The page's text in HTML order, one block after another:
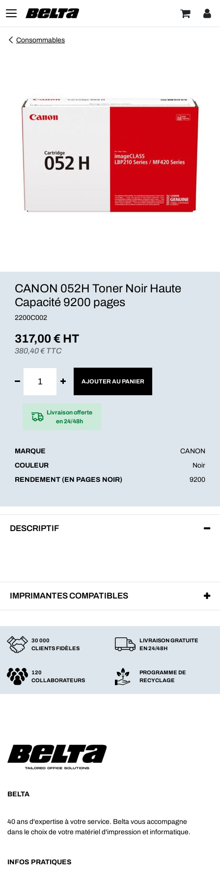
Consommables
CANON 052H Toner Noir Haute
Capacité 9200 pages
2200C002
317,00€ HT
380,40€ TTC
AJOUTER AU PANIER
Livraison offerte
en 24/48h
MARQUE
CANON
COULEUR
Noir
RENDEMENT (EN PAGES NOIR)
9200
DESCRIPTIF
IMPRIMANTES COMPATIBLES
30 000
CLIENTS FIDÈLES
LIVRAISON GRATUITE
EN 24/48H
120
COLLABORATEURS
PROGRAMME DE
RECYCLAGE
BELTA
40 ans d'expertise à votre service. Belta vous accompagne
dans le choix de votre matériel d'impression et informatique.
INFOS PRATIQUES